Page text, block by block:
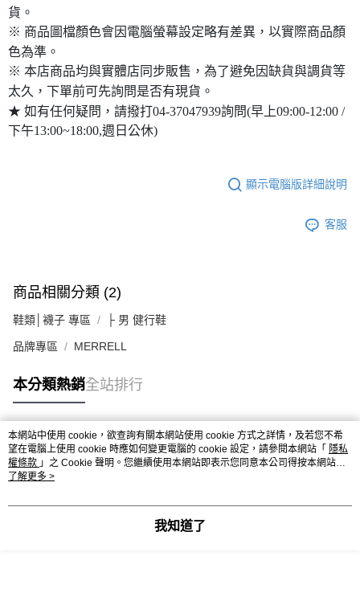
貨。
※ 商品圖檔顏色會因電腦螢幕設定略有差異，以實際商品顏
色為準。
※ 本店商品均與實體店同步販售，為了避免因缺貨與調貨等
太久，下單前可先詢問是否有現貨。
★ 如有任何疑問，請撥打04-37047939詢問(早上09:00-12:00 /
下午13:00~18:00,週日公休)
顯示電腦版詳細說明
客服
商品相關分類 (2)
鞋類│襪子 專區 ├ 男 健行鞋
品牌專區 MERRELL
本分類熱銷全站排行
熱門標籤
本網站中使用 cookie，欲查詢有關本網站使用 cookie 方式之詳情，及若您不希
望在電腦上使用 cookie 時應如何變更電腦的 cookie 設定，請參閱本網站「 隱私
權條款 」之 Cookie 聲明。您繼續使用本網站即表示您同意本公司得按本網站使
用條款之 Cookie 聲明使用 cookie。
了解更多 >
我知道了